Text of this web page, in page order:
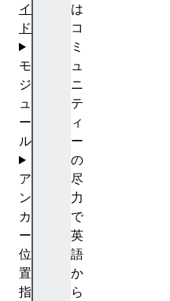
は
コ
ミ
ュ
ニ
テ
ィ
ー
の
尽
力
で
英
語
か
ら
イ
ド
モ
ジ
ュ
ー
ル
ア
ン
カ
ー
位
置
指